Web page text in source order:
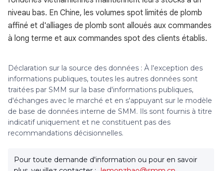
niveau bas. En Chine, les volumes spot limités de plomb
affiné et d'alliages de plomb sont alloués aux commandes
à long terme et aux commandes spot des clients établis.
Déclaration sur la source des données : À l'exception des
informations publiques, toutes les autres données sont
traitées par SMM sur la base d'informations publiques,
d'échanges avec le marché et en s'appuyant sur le modèle
de base de données interne de SMM. Ils sont fournis à titre
indicatif uniquement et ne constituent pas des
recommandations décisionnelles.
Pour toute demande d'information ou pour en savoir